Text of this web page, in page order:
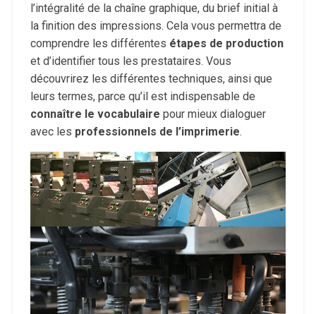
l’intégralité de la chaîne graphique, du brief initial à
la finition des impressions. Cela vous permettra de
comprendre les différentes étapes de production
et d’identifier tous les prestataires. Vous
découvrirez les différentes techniques, ainsi que
leurs termes, parce qu’il est indispensable de
connaître le vocabulaire pour mieux dialoguer
avec les professionnels de l’imprimerie.